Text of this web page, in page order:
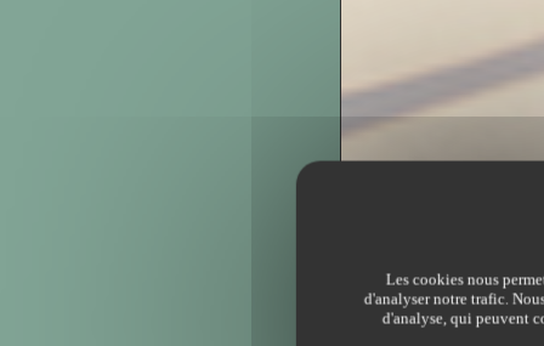
Les cookies nous
d'analyser notre trafic.
d'analyse, qui peuvent